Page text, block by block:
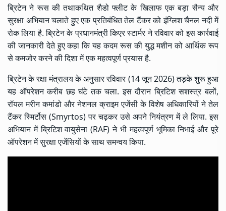
ब्रिटेन ने रूस की तथाकथित शैडो फ्लीट के खिलाफ एक बड़ा सैन्य और
सुरक्षा अभियान चलाते हुए एक प्रतिबंधित तेल टैंकर को इंग्लिश चैनल नदी में
रोक लिया है. ब्रिटेन के प्रधानमंत्री किएर स्टार्मर ने रविवार को इस कार्रवाई
की जानकारी देते हुए कहा कि यह कदम रूस की युद्ध मशीन को आर्थिक रूप
से कमजोर करने की दिशा में एक महत्वपूर्ण प्रयास है.
ब्रिटेन के रक्षा मंत्रालय के अनुसार रविवार (14 जून 2026) तड़के शुरू हुआ
यह ऑपरेशन करीब छह घंटे तक चला. इस दौरान ब्रिटिश सशस्त्र बलों,
रॉयल मरीन कमांडो और नेशनल क्राइम एजेंसी के विशेष अधिकारियों ने तेल
टैंकर स्मिर्टोस (Smyrtos) पर चढ़कर उसे अपने नियंत्रण में ले लिया. इस
अभियान में ब्रिटिश वायुसेना (RAF) ने भी महत्वपूर्ण भूमिका निभाई और पूरे
ऑपरेशन में सुरक्षा एजेंसियों के साथ समन्वय किया.